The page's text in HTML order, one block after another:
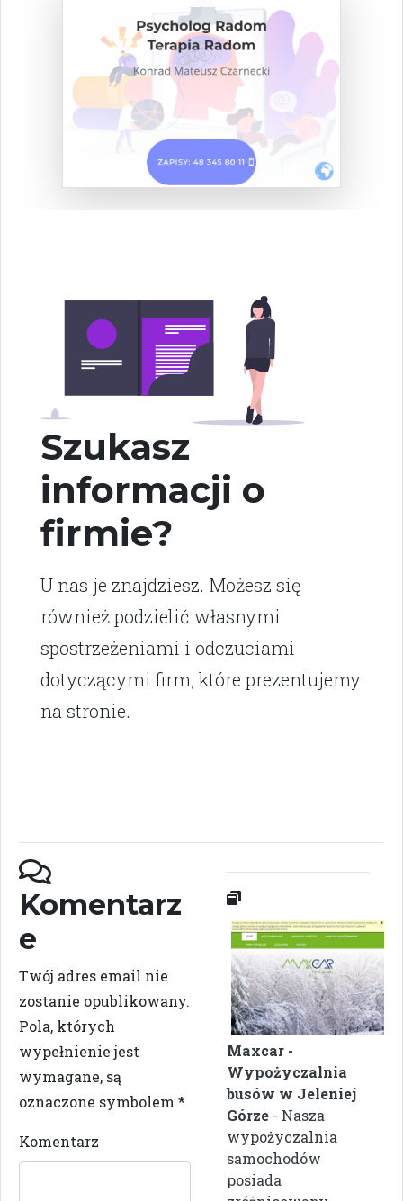
Szukasz
informacji o
firmie?
U nas je znajdziesz. Możesz się
również podzielić własnymi
spostrzeżeniami i odczuciami
dotyczącymi firm, które prezentujemy
na stronie.
Komentarz
e
Twój adres email nie
zostanie opublikowany.
Pola, których
wypełnienie jest
wymagane, są
oznaczone symbolem *
Komentarz
Maxcar -
Wypożyczalnia
busów w Jeleniej
Górze - Nasza
wypożyczalnia
samochodów
posiada